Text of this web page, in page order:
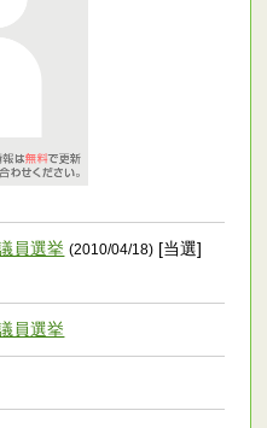
員選挙 (2010/04/18) [当選]
員選挙